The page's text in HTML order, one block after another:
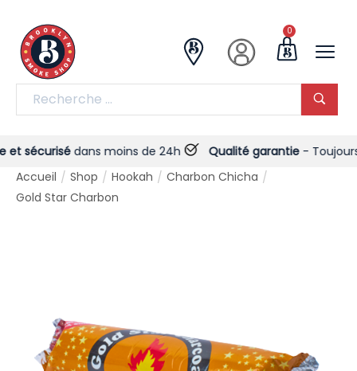
0
sécurisédans moins de 24h Qualité garantie- Toujours !
Accueil / Shop / Hookah / Charbon Chicha /
Gold Star Charbon